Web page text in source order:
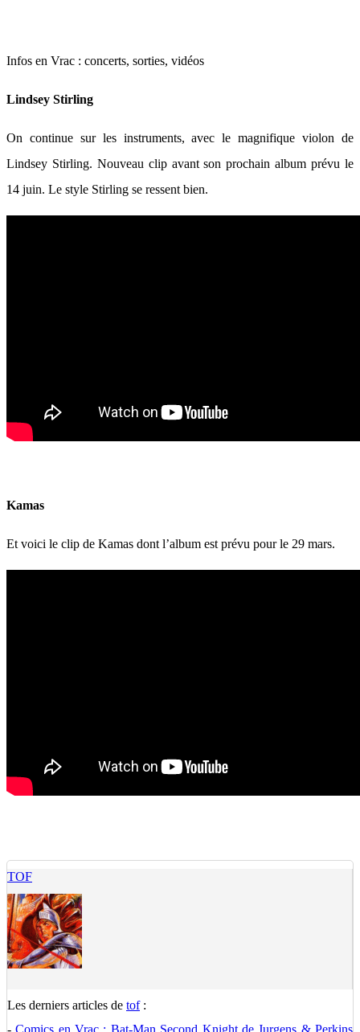
Infos en Vrac : concerts, sorties, vidéos
Lindsey Stirling
On continue sur les instruments, avec le magnifique violon de
Lindsey Stirling. Nouveau clip avant son prochain album prévu le
14 juin. Le style Stirling se ressent bien.
Kamas
Et voici le clip de Kamas dont l’album est prévu pour le 29 mars.
TOF
Les derniers articles de tof:
-Comics en Vrac : Bat-Man Second Knight de Jurgens & Perkins